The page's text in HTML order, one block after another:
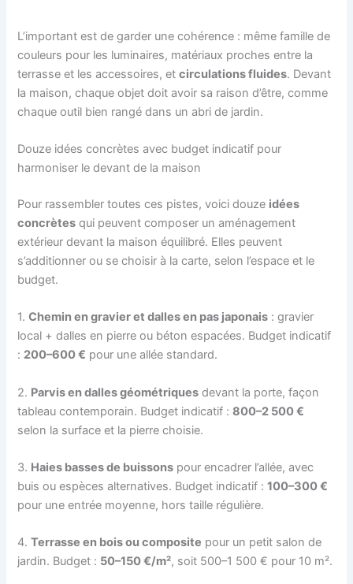
L’important est de garder une cohérence : même famille de
couleurs pour les luminaires, matériaux proches entre la
terrasse et les accessoires, etcirculations fluides. Devant
la maison, chaque objet doit avoir sa raison d’être, comme
chaque outil bien rangé dans un abri de jardin.
Douze idées concrètes avec budget indicatif pour
harmoniser le devant de la maison
Pour rassembler toutes ces pistes, voici douze idées
concrètes qui peuvent composer un aménagement
extérieur devant la maison équilibré. Elles peuvent
s’additionner ou se choisir à la carte, selon l’espace et le
budget.
1.Chemin en gravier et dalles en pas japonais : gravier
local + dalles en pierre ou béton espacées. Budget indicatif
: 200–600 € pour une allée standard.
2. Parvis en dalles géométriques devant la porte, façon
tableau contemporain. Budget indicatif :800–2 500 €
selon la surface et la pierre choisie.
3. Haies basses de buissons pour encadrer l’allée, avec
buis ou espèces alternatives. Budget indicatif :100–300 €
pour une entrée moyenne, hors taille régulière.
4.Terrasse en bois ou composite pour un petit salon de
jardin. Budget : 50–150 €/m², soit 500–1 500 € pour 10 m².